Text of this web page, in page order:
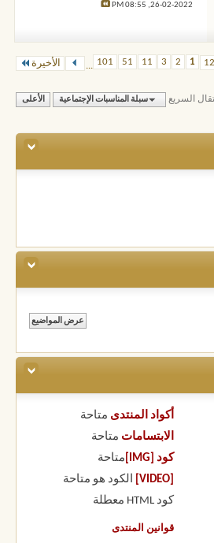
26-02-2022,
08:55 PM
1
2
3
11
51
101
... الأخيرة
السريع سبلة المناسبات الإجتماعية الأعلى
أكواد المنتدى متاحة
الابتسامات متاحة
كود [IMG]
متاحة
الكود هو متاحة
كود HTML
معطلة
قوانين المنتدى